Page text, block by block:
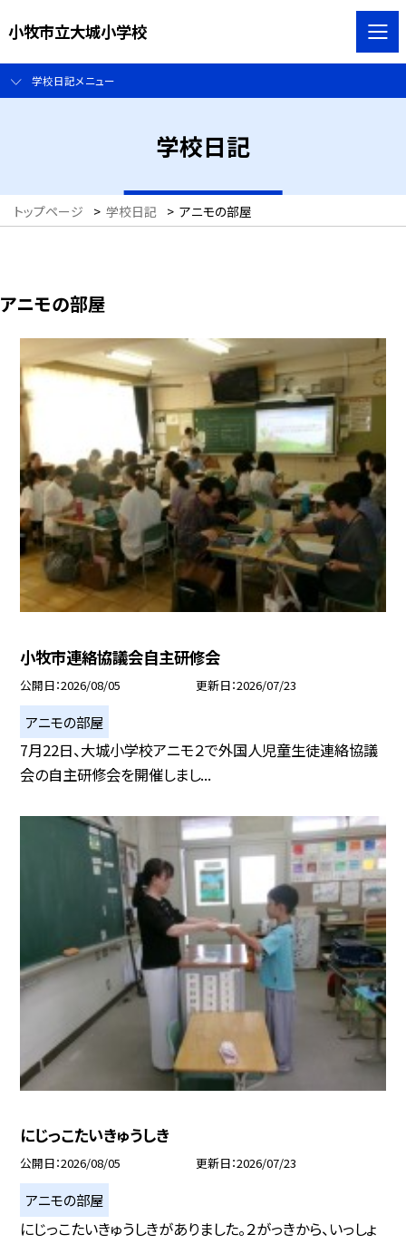
小牧市立大城小学校
学校日記メニュー
学校日記
トップページ > 学校日記 > アニモの部屋
アニモの部屋
小牧市連絡協議会自主研修会
公開日 2026/08/05 更新日 2026/07/23
アニモの部屋
7月22日、大城小学校アニモ２で外国人児童生徒連絡協議
会の自主研修会を開催しまし...
にじっこたいきゅうしき
公開日 2026/08/05 更新日 2026/07/23
アニモの部屋
にじっこたいきゅうしきがありました。２がっきから、いっしょ